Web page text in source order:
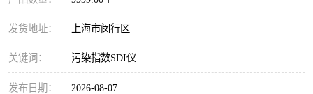
发货地址： 上海市闵行区
关键词： 污染指数SDI仪
发布日期： 2026-08-07